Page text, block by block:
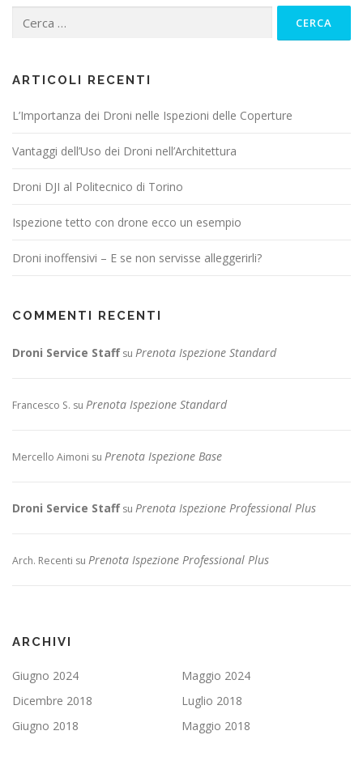
ARTICOLI RECENTI
L’Importanza dei Droni nelle Ispezioni delle Coperture
Vantaggi dell’Uso dei Droni nell’Architettura
Droni DJI al Politecnico di Torino
Ispezione tetto con drone ecco un esempio
Droni inoffensivi – E se non servisse alleggerirli?
COMMENTI RECENTI
Droni Service Staffsu Prenota Ispezione Standard
Francesco S. su Prenota Ispezione Standard
Mercello Aimoni su Prenota Ispezione Base
Droni Service Staffsu Prenota Ispezione Professional Plus
Arch. Recenti su Prenota Ispezione Professional Plus
ARCHIVI
Giugno 2024
Maggio 2024
Dicembre 2018
Luglio 2018
Giugno 2018
Maggio 2018